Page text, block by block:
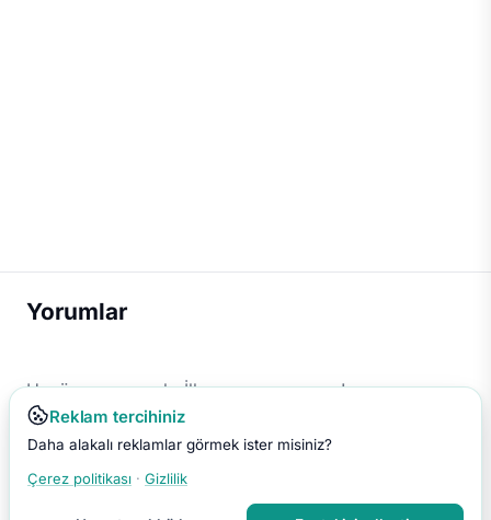
Yorumlar
Henüz yorum yok. İlk yorumu sen yap!
Reklam tercihiniz
Daha alakalı reklamlar görmek ister misiniz?
Çerez politikası · Gizlilik